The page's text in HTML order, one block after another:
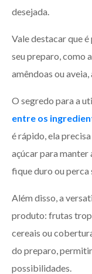
desejada.
Vale destacar que
seu preparo, como
amêndoas ou
O segredo para a
entre os
é rápido, ela
açúcar para manter
fique duro ou perca
Além disso, a
produto: frutas
cereais ou
do preparo,
possibilidades.